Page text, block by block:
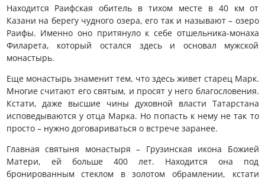
Находится Раифская обитель в тихом месте в 40 км от
Казани на берегу чудного озера, его так и называют – озеро
Раифы. Именно оно притянуло к себе отшельника-монаха
Филарета, который остался здесь и основал мужской
монастырь.
Еще монастырь знаменит тем, что здесь живет старец Марк.
Многие считают его святым, и просят у него благословения.
Кстати, даже высшие чины духовной власти Татарстана
исповедываются у отца Марка. Но попасть к нему не так то
просто – нужно договариваться о встрече заранее.
Главная святыня монастыря – Грузинская икона Божией
Матери, ей больше 400 лет. Находится она под
бронированным стеклом в золотом обрамлении, кстати